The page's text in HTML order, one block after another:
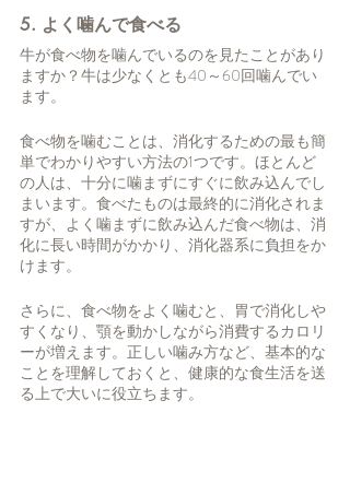
5. よく噛んで食べる
牛が食べ物を噛んでいるのを見たことがあり
ますか？牛は少なくとも40～60回噛んでい
ます。
食べ物を噛むことは、消化するための最も簡
単でわかりやすい方法の1つです。ほとんど
の人は、十分に噛まずにすぐに飲み込んでし
まいます。食べたものは最終的に消化されま
すが、よく噛まずに飲み込んだ食べ物は、消
化に長い時間がかかり、消化器系に負担をか
けます。
さらに、食べ物をよく噛むと、胃で消化しや
すくなり、顎を動かしながら消費するカロリ
ーが増えます。正しい噛み方など、基本的な
ことを理解しておくと、健康的な食生活を送
る上で大いに役立ちます。